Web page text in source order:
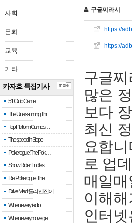
사회
문화
교육
기타
카자흐 특집기사
51 Club Game
The Unassuming Thr…
Top Platform Games…
The speed in Slope
Pokerogue: The Pok…
Snow Rider: Endles…
Re: Pokerogue: The…
Drive Mad: 물리 엔진이 …
When every fractio…
When every move ge…
more
구글찌라시
https://
https://
구글
많은
보다
최신
요합
로 업
매일
이해
인터